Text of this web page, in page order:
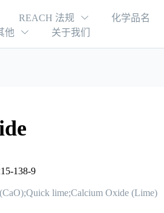
REACH 法规
化学品名
他 关于我们
138-9
lime;Calcium Oxide (Lime)